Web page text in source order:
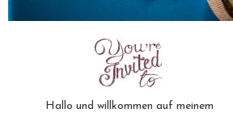
Hallo und willkommen auf meinem